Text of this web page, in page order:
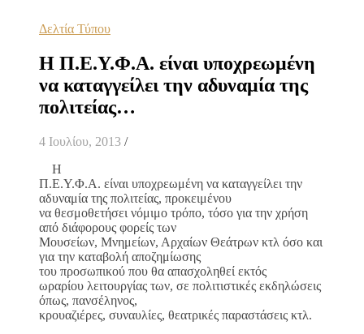
Δελτία Τύπου
Η Π.Ε.Υ.Φ.Α. είναι υποχρεωμένη
να καταγγείλει την αδυναμία της
πολιτείας…
4 Ιουλίου, 2013 /
Η
Π.Ε.Υ.Φ.Α. είναι υποχρεωμένη να καταγγείλει την
αδυναμία της πολιτείας, προκειμένου
να θεσμοθετήσει νόμιμο τρόπο, τόσο για την χρήση
από διάφορους φορείς των
Μουσείων, Μνημείων, Αρχαίων Θεάτρων κτλ όσο και
για την καταβολή αποζημίωσης
του προσωπικού που θα απασχοληθεί εκτός
ωραρίου λειτουργίας των, σε πολιτιστικές εκδηλώσεις
όπως, πανσέληνος,
κρουαζιέρες, συναυλίες, θεατρικές παραστάσεις κτλ.